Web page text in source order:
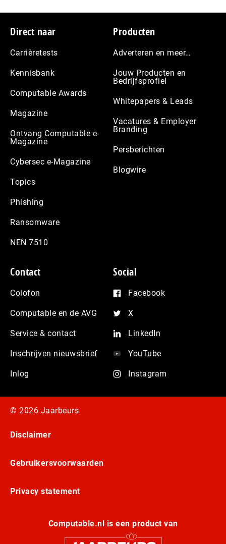
Footer
Direct naar
Carrièretests
Kennisbank
Computable Awards
Magazine
Ontvang Computable e-
Magazine
Cybersec e-Magazine
Topics
Phishing
Ransomware
NEN 7510
Producten
Adverteren en meer…
Jouw Producten en
Bedrijfsprofiel
Whitepapers & Leads
Vacatures & Employer
Branding
Persberichten
Blogwire
Contact
Colofon
Computable en de AVG
Service & contact
Inschrijven nieuwsbrief
Inlog
Social
Facebook
X
LinkedIn
YouTube
Instagram
© 2026 Jaarbeurs
Disclaimer
Gebruikersvoorwaarden
Privacy statement
Computable.nl is een product van